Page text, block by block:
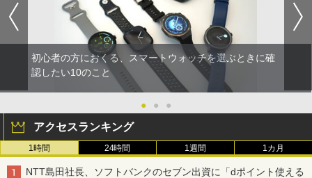
初心者の方におくる、スマートウォッチを選ぶときに確
認したい10のこと
● ● ●
アクセスランキング
1時間 24時間 1週間 1カ月
NTT島田社長、ソフトバンクのセブン出資に「dポイント使える